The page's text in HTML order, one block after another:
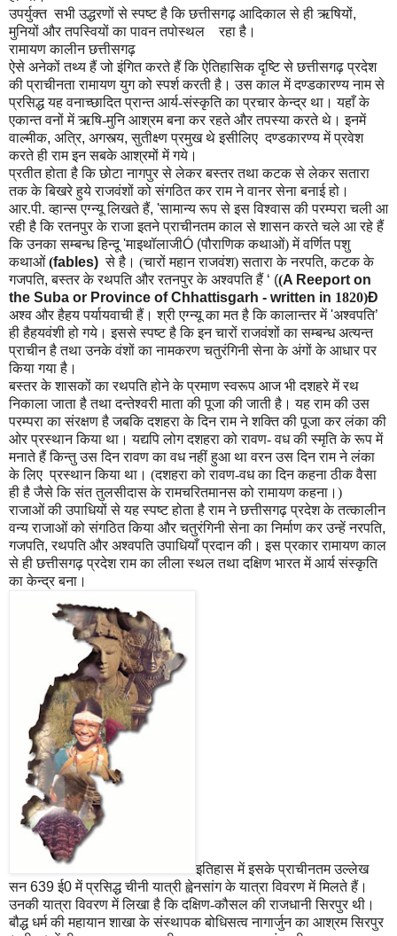
उपर्युक्त सभी उद्धरणों से स्पष्ट है कि छत्तीसगढ़ आदिकाल से ही ऋषियों,
मुनियों और तपस्वियों का पावन तपोस्थल
रहा है।
रामायण कालीन छत्तीसगढ़
ऐसे अनेकों तथ्य हैं जो इंगित करते हैं कि ऐतिहासिक दृष्टि से छत्तीसगढ़ प्रदेश
की प्राचीनता रामायण युग को स्पर्श करती है। उस काल में दण्डकारण्य नाम से
प्रसिद्ध यह वनाच्छादित प्रान्त आर्य-संस्कृति का प्रचार केन्द्र था। यहाँ के
एकान्त वनों में ऋषि-मुनि आश्रम बना कर रहते और तपस्या करते थे। इनमें
वाल्मीक, अत्रि, अगस्त्य,सुतीक्ष्ण प्रमुख थे इसीलिए दण्डकारण्य में प्रवेश
करते ही राम इन सबके आश्रमों में गये।
प्रतीत होता है कि छोटा नागपुर से लेकर बस्तर तथा कटक से लेकर सतारा
तक के बिखरे हुये राजवंशों को संगठित कर राम ने वानर सेना बनाई हो।
आर.पी. व्हान्स एग्न्यू लिखते हैं, 'सामान्य रूप से इस विश्वास की परम्परा चली आ
रही है कि रतनपुर के राजा इतने प्राचीनतम काल से शासन करते चले आ रहे हैं
कि उनका सम्बन्ध हिन्दू'माइथॉलाजीÓ (पौराणिक कथाओं) में वर्णित पशु
कथाओं(fables) से है। (चारों महान राजवंश) सतारा के नरपति,कटक के
गजपति,बस्तर के रथपति और रतनपुर के अश्वपति हैं ‘ ((A Reeport on
the Suba or Province of Chhattisgarh - written in 1820)Ð
अश्व और हैहय पर्यायवाची हैं। श्री एग्न्यू का मत है कि कालान्तर में'अश्वपति’
ही हैहयवंशी हो गये। इससे स्पष्ट है कि इन चारों राजवंशों का सम्बन्ध अत्यन्त
प्राचीन है तथा उनके वंशों का नामकरण चतुरंगिनी सेना के अंगों के आधार पर
किया गया है।
बस्तर के शासकों का रथपति होने के प्रमाण स्वरूप आज भी दशहरे में रथ
निकाला जाता है तथा दन्तेश्वरी माता की पूजा की जाती है। यह राम की उस
परम्परा का संरक्षण है जबकि दशहरा के दिन राम ने शक्ति की पूजा कर लंका की
ओर प्रस्थान किया था। यद्यपि लोग दशहरा को रावण- वध की स्मृति के रूप में
मनाते हैं किन्तु उस दिन रावण का वध नहीं हुआ था वरन उस दिन राम ने लंका
के लिए प्रस्थान किया था। (दशहरा को रावण-वध का दिन कहना ठीक वैसा
ही है जैसे कि संत तुलसीदास के रामचरितमानस को रामायण कहना।)
राजाओं की उपाधियों से यह स्पष्ट होता है राम ने छत्तीसगढ़ प्रदेश के तत्कालीन
वन्य राजाओं को संगठित किया और चतुरंगिनी सेना का निर्माण कर उन्हें नरपति,
गजपति,रथपति और अश्वपति उपाधियाँ प्रदान की। इस प्रकार रामायण काल
से ही छत्तीसगढ़ प्रदेश राम का लीला स्थल तथा दक्षिण भारत में आर्य संस्कृति
का केन्द्र बना।
इतिहास में इसके प्राचीनतम उल्लेख
सन639ई0में प्रसिद्ध चीनी यात्री ह्वेनसांग के यात्रा विवरण में मिलते हैं।
उनकी यात्रा विवरण में लिखा है कि दक्षिण-कौसल की राजधानी सिरपुर थी।
बौद्ध धर्म की महायान शाखा के संस्थापक बोधिसत्व नागार्जुन का आश्रम सिरपुर